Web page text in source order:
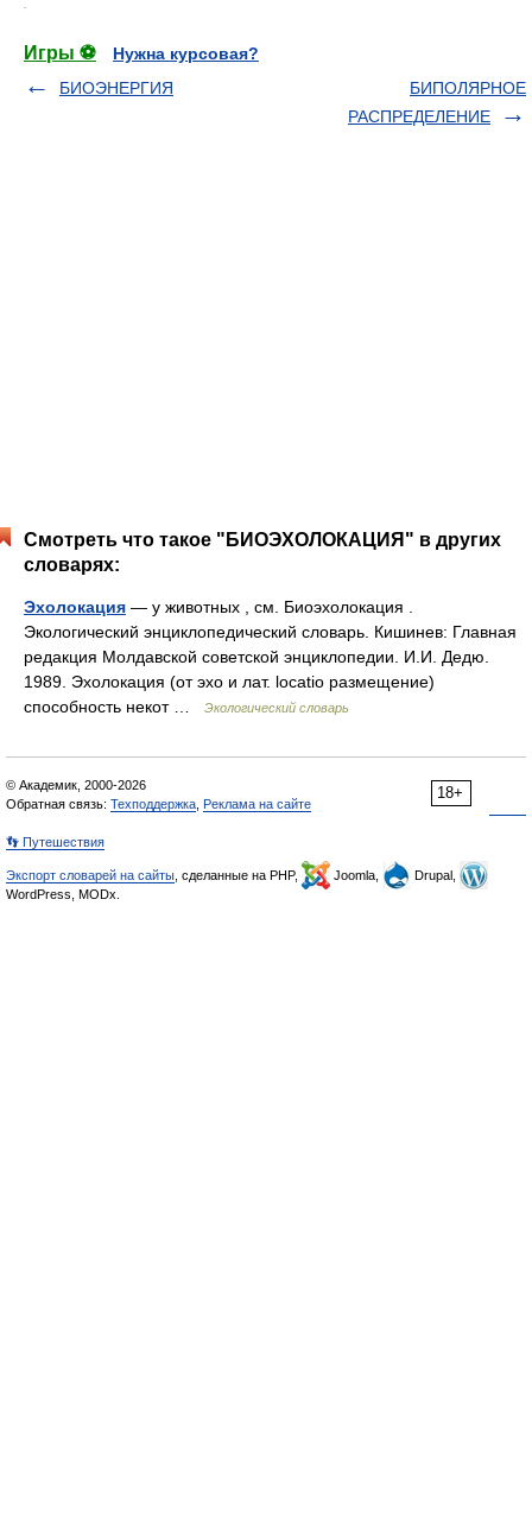
Игры ⚽
Нужна курсовая?
БИОЭНЕРГИЯ
БИПОЛЯРНОЕ
РАСПРЕДЕЛЕНИЕ
Смотреть что такое "БИОЭХОЛОКАЦИЯ" в других
словарях:
Эхолокация — у животных , см. Биоэхолокация .
Экологический энциклопедический словарь. Кишинев: Главная
редакция Молдавской советской энциклопедии. И.И. Дедю.
1989. Эхолокация (от эхо и лат. locatio размещение)
способность некот …
Экологический словарь
18+
© Академик, 2000-2026
Обратная связь: Техподдержка Реклама на сайте
👣 Путешествия
Экспорт словарей на сайты , сделанные на PHP, Joomla,
Drupal,
WordPress, MODx.